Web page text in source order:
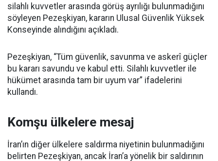
silahlı kuvvetler arasında görüş ayrılığı bulunmadığını
söyleyen Pezeşkiyan, kararın Ulusal Güvenlik Yüksek
Konseyinde alındığını açıkladı.
Pezeşkiyan, “Tüm güvenlik, savunma ve askerî güçler
bu kararı savundu ve kabul etti. Silahlı kuvvetler ile
hükümet arasında tam bir uyum var” ifadelerini
kullandı.
Komşu ülkelere mesaj
İran’ın diğer ülkelere saldırma niyetinin bulunmadığını
belirten Pezeşkiyan, ancak İran’a yönelik bir saldırının